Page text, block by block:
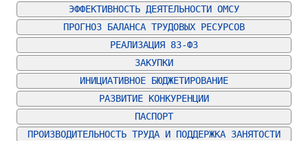
ЭФФЕКТИВНОСТЬ ДЕЯТЕЛЬНОСТИ ОМСУ
ПРОГНОЗ БАЛАНСА ТРУДОВЫХ РЕСУРСОВ
РЕАЛИЗАЦИЯ 83-ФЗ
ЗАКУПКИ
ИНИЦИАТИВНОЕ БЮДЖЕТИРОВАНИЕ
РАЗВИТИЕ КОНКУРЕНЦИИ
ПАСПОРТ
ПРОИЗВОДИТЕЛЬНОСТЬ ТРУДА И ПОДДЕРЖКА ЗАНЯТОСТИ